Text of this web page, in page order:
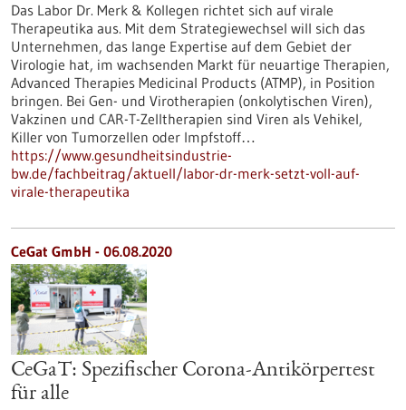
Das Labor Dr. Merk & Kollegen richtet sich auf virale
Therapeutika aus. Mit dem Strategiewechsel will sich das
Unternehmen, das lange Expertise auf dem Gebiet der
Virologie hat, im wachsenden Markt für neuartige Therapien,
Advanced Therapies Medicinal Products (ATMP), in Position
bringen. Bei Gen- und Virotherapien (onkolytischen Viren),
Vakzinen und CAR-T-Zelltherapien sind Viren als Vehikel,
Killer von Tumorzellen oder Impfstoff…
https://www.gesundheitsindustrie-
bw.de/fachbeitrag/aktuell/labor-dr-merk-setzt-voll-auf-
virale-therapeutika
CeGat GmbH - 06.08.2020
CeGaT: Spezifischer Corona-Antikörpertest
für alle